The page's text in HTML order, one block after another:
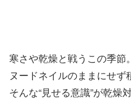
寒さや乾燥と戦うこの季節
ヌードネイルのままにせず
そんな“見せる意識”が乾燥